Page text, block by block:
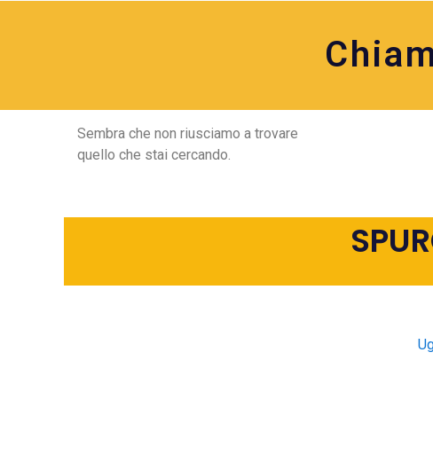
Sembra che non riusciamo a trovare
quello che stai cercando.